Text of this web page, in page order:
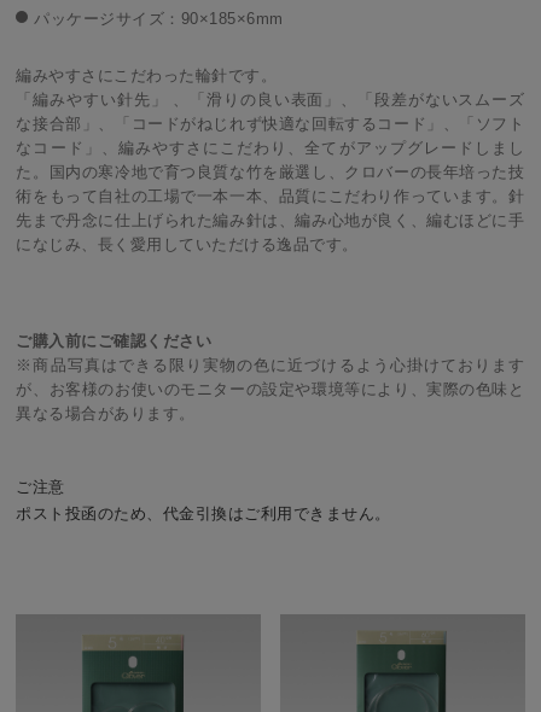
パッケージサイズ：90×185×6mm
編みやすさにこだわった輪針です。
「編みやすい針先」 、「滑りの良い表面」、「段差がないスムーズ
な接合部」、「コードがねじれず快適な回転するコード」、「ソフト
なコード」、編みやすさにこだわり、全てがアップグレードしまし
た。国内の寒冷地で育つ良質な竹を厳選し、クロバーの長年培った技
術をもって自社の工場で一本一本、品質にこだわり作っています。針
先まで丹念に仕上げられた編み針は、編み心地が良く、編むほどに手
になじみ、長く愛用していただける逸品です。
ご購入前にご確認ください
※商品写真はできる限り実物の色に近づけるよう心掛けております
が、お客様のお使いのモニターの設定や環境等により、実際の色味と
異なる場合があります。
ご注意
ポスト投函のため、代金引換はご利用できません。